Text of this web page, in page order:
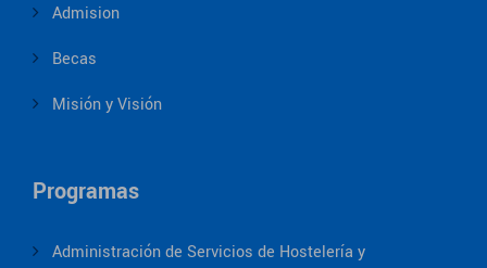
Admision
Becas
Misión y Visión
Programas
Administración de Servicios de Hostelería y